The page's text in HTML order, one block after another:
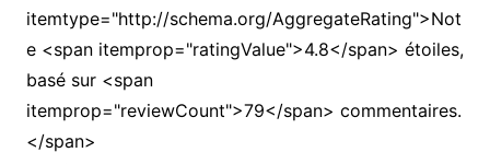
itemtype="http://schema.org/AggregateRating">Not
e <span itemprop="ratingValue">4.8</span> étoiles,
basé sur <span
itemprop="reviewCount">79</span> commentaires.
</span>